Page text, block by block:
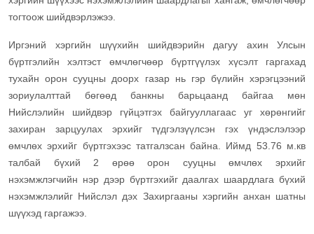
тогтоож шийдвэрлэжээ.
Иргэний хэргийн шүүхийн шийдвэрийн дагуу ахин Улсын
бүртгэлийн хэлтэст өмчлөгчөөр бүртгүүлэх хүсэлт гаргахад
тухайн орон сууцны доорх газар нь гэр бүлийн хэрэгцээний
зориулалттай бөгөөд банкны барьцаанд байгаа мөн
Нийслэлийн шийдвэр гүйцэтгэх байгууллагаас уг хөрөнгийг
захиран зарцуулах эрхийг түдгэлзүүлсэн гэх үндэслэлээр
өмчлөх эрхийг бүртгэхээс татгалзсан байна. Иймд 53.76 м.кв
талбай бүхий 2 өрөө орон сууцны өмчлөх эрхийг
нэхэмжлэгчийн нэр дээр бүртгэхийг даалгах шаардлага бүхий
нэхэмжлэлийг Нийслэл дэх Захиргааны хэргийн анхан шатны
шүүхэд гаргажээ.